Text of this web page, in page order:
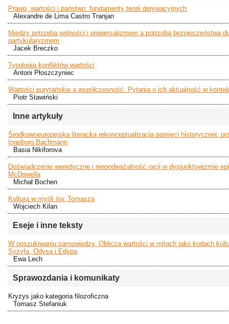
Prawo, wartości i państwo: fundamenty teorii derywacyjnych
Alexandre de Lima Castro Tranjan
Między potrzebą wolności i uniwersalizmem a potrzebą bezpieczeństwa
partykularyzmem
Jacek Breczko
Typologia konfliktów wartości
Antoni Płoszczyniec
Wartości purytańskie a współczesność. Pytania o ich aktualność w
Piotr Stawiński
Inne artykuły
Środkowoeuropejska literacka rekonceptualizacja pamięci historycznej:
Ingeborg Bachmann
Basia Nikiforova
Doświadczenie weredyczne i niepodważalność racji w dysjunktywizmie
McDowella
Michał Bochen
Kultura w myśli św. Tomasza
Wojciech Kilan
Eseje i inne teksty
W poszukiwaniu samowiedzy. Oblicza wartości w mitach jako kodach
Syzyfa, Odysa i Edypa
Ewa Lech
Sprawozdania i komunikaty
Kryzys jako kategoria filozoficzna
Tomasz Stefaniuk